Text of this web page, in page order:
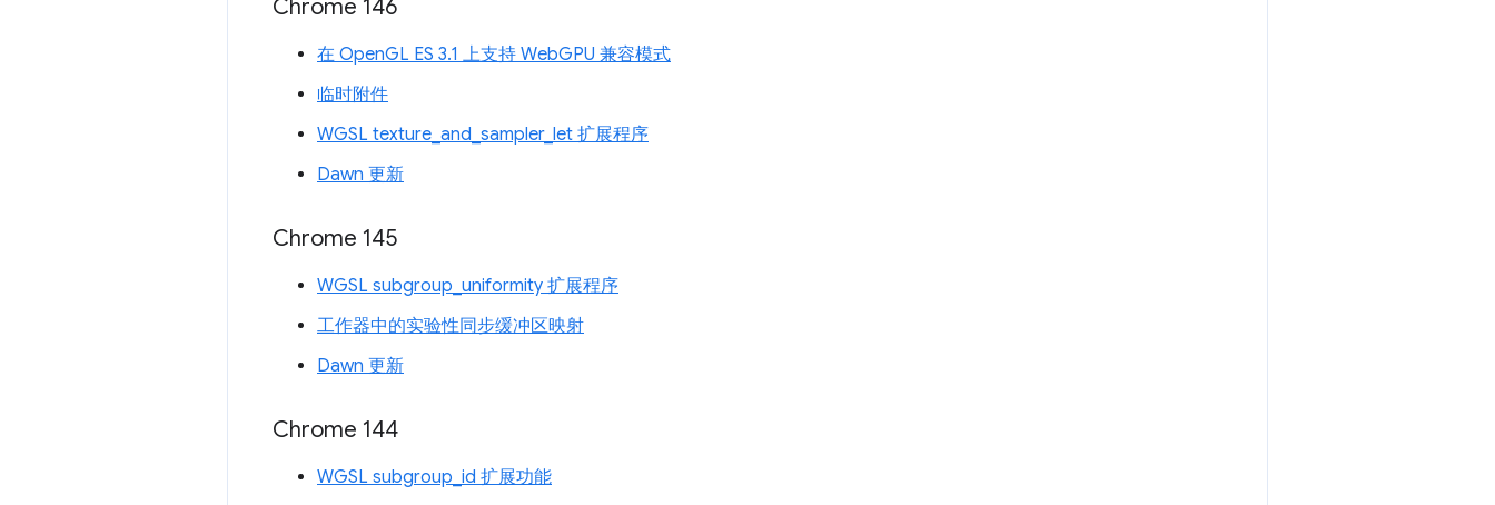
Chrome 146
在 OpenGL ES 3.1 上支持 WebGPU 兼容模式
临时附件
WGSL texture_and_sampler_let 扩展程序
Dawn 更新
Chrome 145
WGSL subgroup_uniformity 扩展程序
工作器中的实验性同步缓冲区映射
Dawn 更新
Chrome 144
WGSL subgroup_id 扩展功能